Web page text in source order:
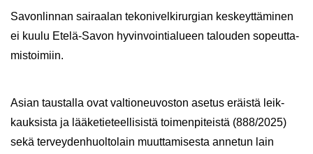
Sa­von­lin­nan sai­raa­lan te­ko­ni­vel­ki­rur­gian kes­keyt­tä­mi­nen
ei kuulu Etelä-​Savon hy­vin­voin­tia­lu­een ta­lou­den so­peut­ta­
mis­toi­miin.
Asian taus­tal­la ovat val­tio­neu­vos­ton ase­tus eräis­tä leik­
kauk­sis­ta ja lää­ke­tie­teel­li­sis­tä toi­men­pi­teis­tä (888/2025)
sekä ter­vey­den­huol­to­lain muut­ta­mi­ses­ta an­ne­tun lain